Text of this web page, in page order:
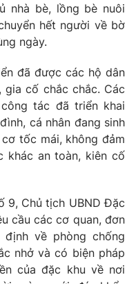
Nam
Phạm Quốc Thắng,
355 932
nhà bè, lồng bè nuôi
hết người về bờ
ngày.
đã được các hộ dân
gia cố chắc chắc. Các
tác đã triển khai
cá nhân đang sinh
tốc mái, không đảm
khác an toàn, kiên cố
9, Chủ tịch UBND Đặc
cầu các cơ quan, đơn
về phòng chống
nhở và có biện pháp
của đặc khu về nơi